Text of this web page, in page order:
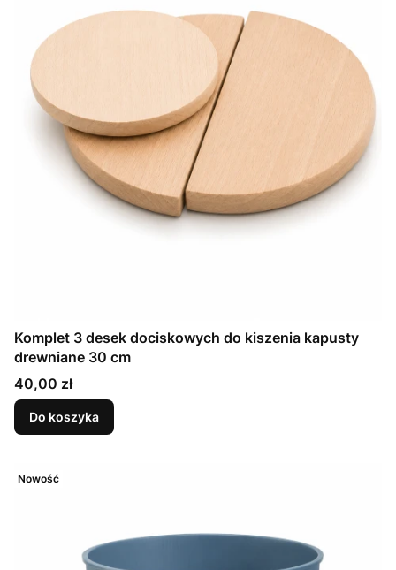
Komplet 3 desek dociskowych do kiszenia kapusty
drewniane 30 cm
Cena
40,00 zł
Do koszyka
Nowość